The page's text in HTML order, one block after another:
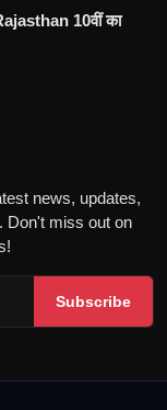
10वीं का
news, updates,
Don't miss out on
Subscribe